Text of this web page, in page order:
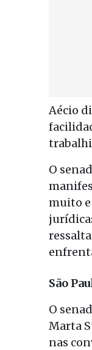
Aécio
O
muito
São
O
Marta
nas